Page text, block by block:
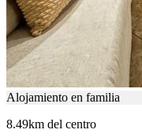
Alojamiento en familia
8.49km del centro